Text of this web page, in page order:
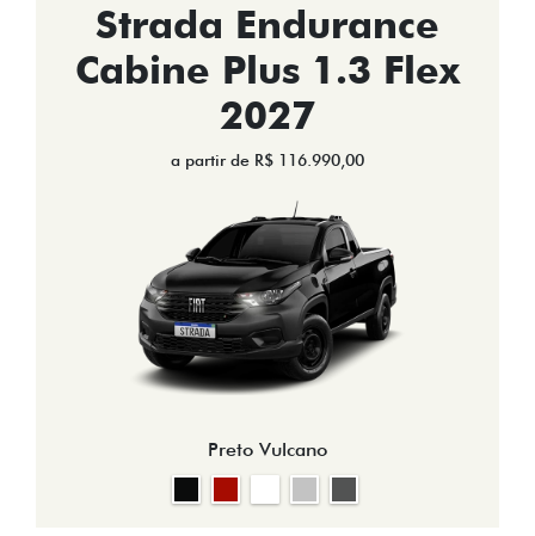
Strada Endurance
Cabine Plus 1.3 Flex
2027
a partir de R$ 116.990,00
Preto Vulcano